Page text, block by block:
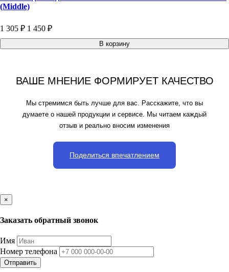
(Middle)
1 305 ₽ 1 450 ₽
В корзину
ВАШЕ МНЕНИЕ ФОРМИРУЕТ КАЧЕСТВО
Мы стремимся быть лучше для вас. Расскажите, что вы
думаете о нашей продукции и сервисе. Мы читаем каждый
отзыв и реально вносим изменения
Поделиться впечатлением
×
Заказать обратный звонок
Имя
Номер телефона
Отправить